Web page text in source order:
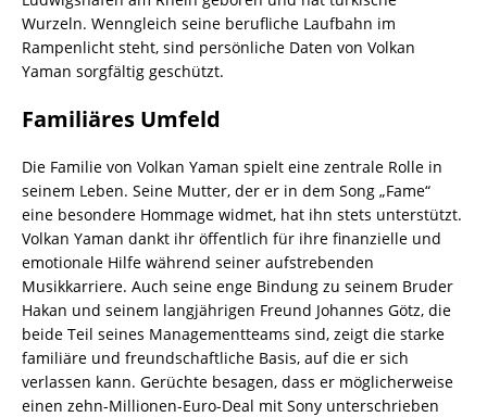
Wurzeln. Wenngleich seine berufliche Laufbahn im
Rampenlicht steht, sind persönliche Daten von Volkan
Yaman sorgfältig geschützt.
Familiäres Umfeld
Die Familie von Volkan Yaman spielt eine zentrale Rolle in
seinem Leben. Seine Mutter, der er in dem Song „Fame“
eine besondere Hommage widmet, hat ihn stets unterstützt.
Volkan Yaman dankt ihr öffentlich für ihre finanzielle und
emotionale Hilfe während seiner aufstrebenden
Musikkarriere. Auch seine enge Bindung zu seinem Bruder
Hakan und seinem langjährigen Freund Johannes Götz, die
beide Teil seines Managementteams sind, zeigt die starke
familiäre und freundschaftliche Basis, auf die er sich
verlassen kann. Gerüchte besagen, dass er möglicherweise
einen zehn-Millionen-Euro-Deal mit Sony unterschrieben